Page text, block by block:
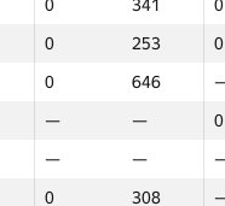
0 341 0
0 253 0
0 646
— — 0
— —
0 308